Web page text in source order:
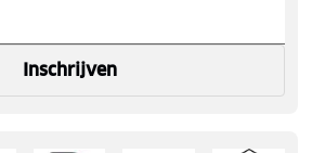
Inschrijven